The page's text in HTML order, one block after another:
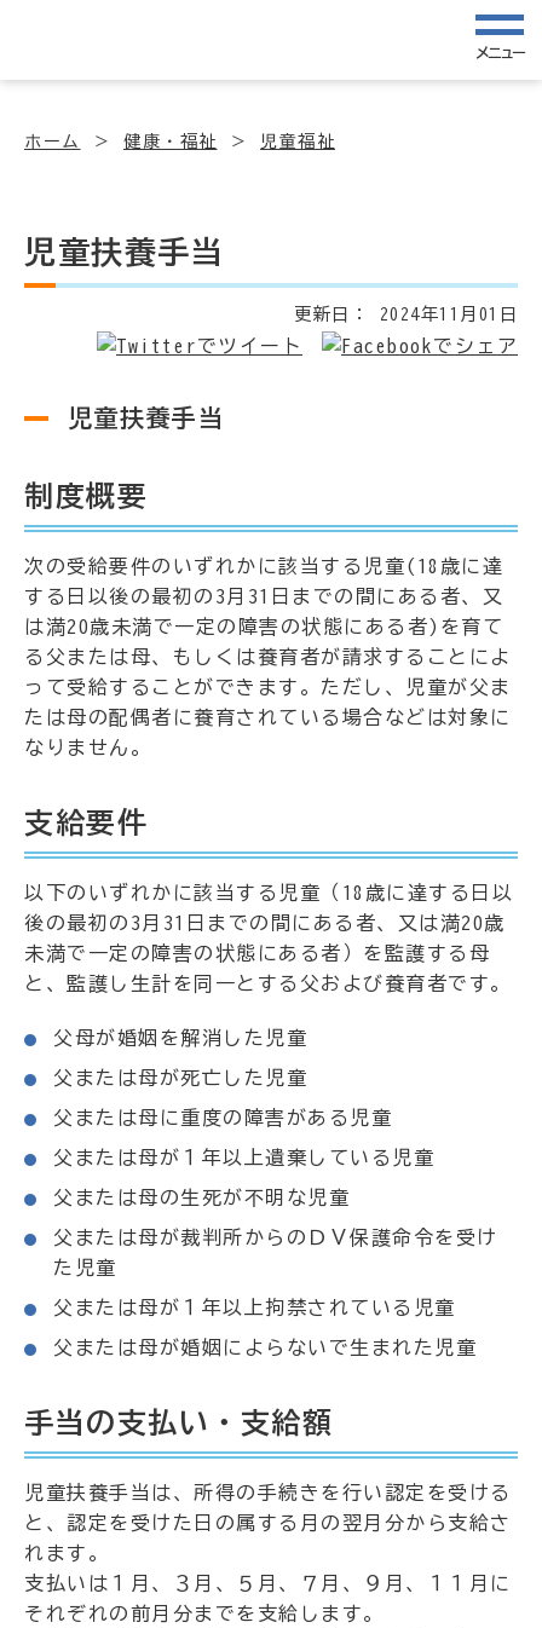
メニュー
ホーム 健康・福祉 児童福祉
児童扶養手当
更新日： 2024年11月01日
児童扶養手当
制度概要
次の受給要件のいずれかに該当する児童(18歳に達
する日以後の最初の3月31日までの間にある者、又
は満20歳未満で一定の障害の状態にある者)を育て
る父または母、もしくは養育者が請求することによ
って受給することができます。ただし、児童が父ま
たは母の配偶者に養育されている場合などは対象に
なりません。
支給要件
以下のいずれかに該当する児童（18歳に達する日以
後の最初の3月31日までの間にある者、又は満20歳
未満で一定の障害の状態にある者）を監護する母
と、監護し生計を同一とする父および養育者です。
父母が婚姻を解消した児童
父または母が死亡した児童
父または母に重度の障害がある児童
父または母が１年以上遺棄している児童
父または母の生死が不明な児童
父または母が裁判所からのＤＶ保護命令を受け
た児童
父または母が１年以上拘禁されている児童
父または母が婚姻によらないで生まれた児童
手当の支払い・支給額
児童扶養手当は、所得の手続きを行い認定を受ける
と、認定を受けた日の属する月の翌月分から支給さ
れます。
支払いは１月、３月、５月、７月、９月、１１月に
それぞれの前月分までを支給します。